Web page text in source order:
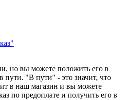
но вы можете положить его в
пути. "В пути" - это значит, что
в наш магазин и вы можете
по предоплате и получить его в